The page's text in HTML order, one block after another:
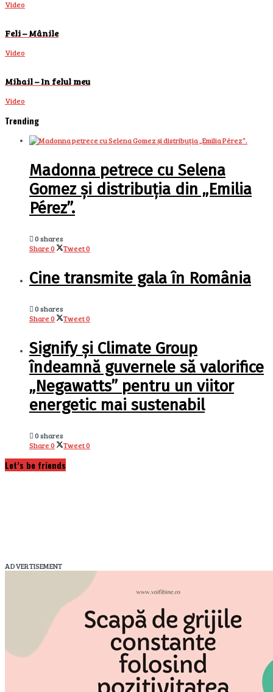
Video
Feli – Mânile
Video
Mihail – In felul meu
Video
Trending
Madonna petrece cu Selena
Gomez și distribuția din „Emilia
Pérez”.
0 shares
Share0 Tweet0
Cine transmite gala în România
0 shares
Share0 Tweet0
Signify și Climate Group
îndeamnă guvernele să valorifice
„Negawatts” pentru un viitor
energetic mai sustenabil
0 shares
Share0 Tweet0
Let’s be friends
ADVERTISEMENT